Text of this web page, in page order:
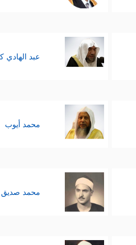
عبد الهادي
محمد أيوب
محمد صديق